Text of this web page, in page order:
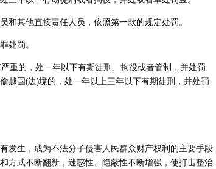
其他直接责任人员，依照第一款的规定处罚。
罚。
的，处一年以下有期徒刑、拘役或者管制，并处罚
越国(边)境的，处一年以上三年以下有期徒刑，并处罚
生，成为不法分子侵害人民群众财产权利的主要手段
方式不断翻新，迷惑性、隐蔽性不断增强，使打击整治